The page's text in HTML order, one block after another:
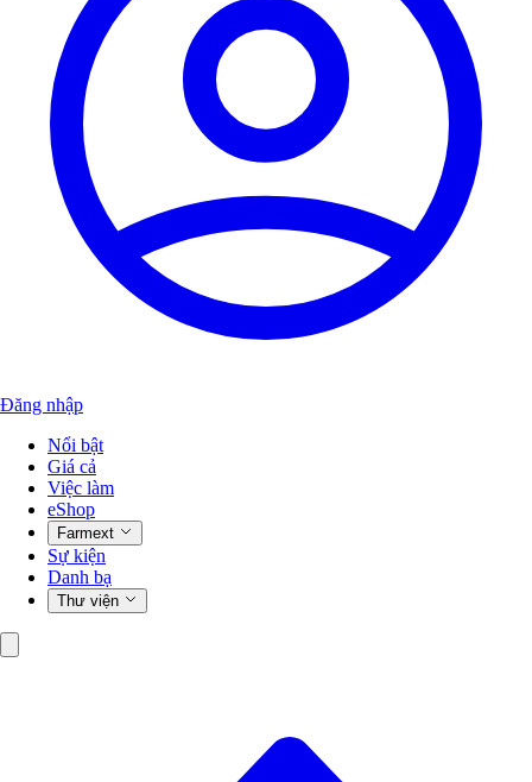
Đăng nhập
Nổi bật
Giá cả
Việc làm
eShop
Farmext
Sự kiện
Danh bạ
Thư viện